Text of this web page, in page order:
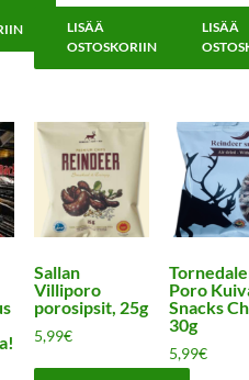
LISÄÄ
OSTOSKORIIN
LISÄÄ
Sallan
Villiporo
porosipsit, 25g
5,99€
Poro
Snacks
30g
5,99€